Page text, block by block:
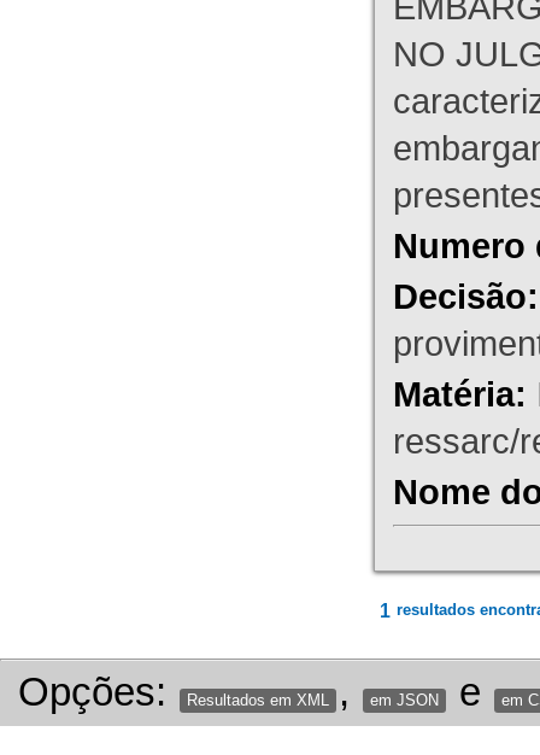
NO
Numero
Decisão:
Matéria:
ressarc/
Nome
1 resultados
Opções: Resultados em XML , em JSON e em